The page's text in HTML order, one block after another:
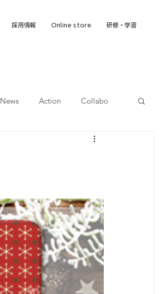
採用情報 Online store 研修・学習
News Action Collabo
就労移行支援